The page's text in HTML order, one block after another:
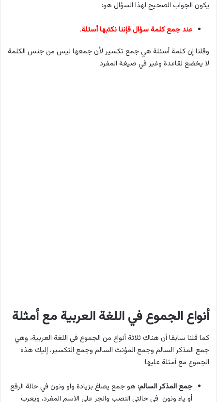
يكون الجواب الصحيح لهذا السؤال هو:
عند جمع كلمة سؤال فإننا نكتبها أسئلة.
وقلنا إن كلمة أسئلة هي جمع تكسير لأن جمعها ليس من جنس الكلمة
لا يخضع لقاعدة وغير في صيغة المفرد.
أنواع الجموع في اللغة العربية مع أمثلة
كما قلنا سابقا أن هناك ثلاثة أنواع من الجموع في اللغة العربية، وهي
جمع المذكر السالم وجمع المؤنث السالم وجمع التكسير، إليك هذه
الجموع مع أمثلة عليها:
جمع المذكر السالم: هو جمع يصاغ بزيادة واو ونون في حالة الرفع
أو ياء ونون في حالتي النصب والجر على الاسم المفرد، ويعرب